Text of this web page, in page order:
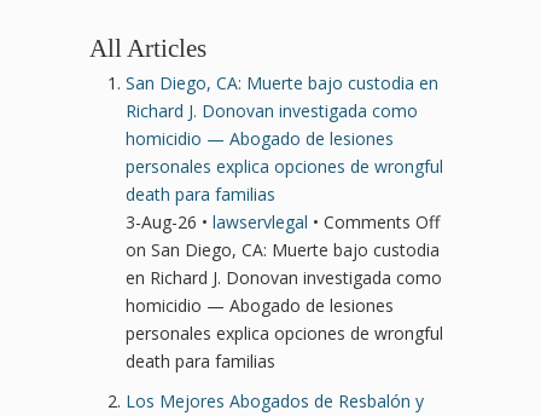
All Articles
San Diego, CA: Muerte bajo custodia en
Richard J. Donovan investigada como
homicidio — Abogado de lesiones
personales explica opciones de wrongful
death para familias
3-Aug-26 • lawservlegal • Comments Off
on San Diego, CA: Muerte bajo custodia
en Richard J. Donovan investigada como
homicidio — Abogado de lesiones
personales explica opciones de wrongful
death para familias
Los Mejores Abogados de Resbalón y